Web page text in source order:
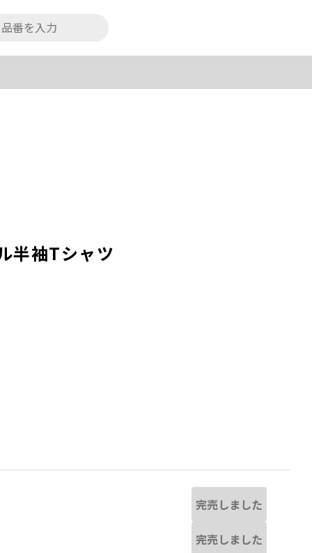
半袖Tシャツ
完売しました
完売しました